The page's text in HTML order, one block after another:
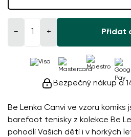
Be Lenka Canvi ve vzoru komiks
barefoot tenisky z kolekce Be
pohodlí Vašich dětí i v horkých
− + Přidat
Bezpečný nákup a